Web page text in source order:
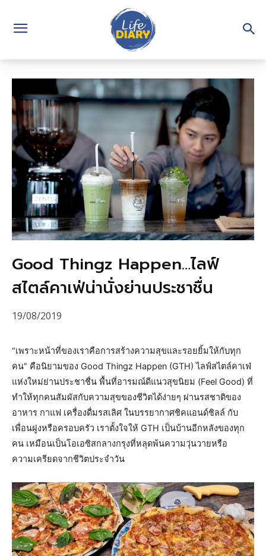
Good Thingz Happen…ไลฟ์
สไตล์คาเฟ่น่านั่งย่านประชาชื่น
19/08/2019
“เพราะหน้าที่ของเราคือการสร้างความสุขและรอยยิ้มให้กับทุก
คน” คือนิยามของ Good Thingz Happen (GTH) ไลฟ์สไตล์คาเฟ่
แห่งใหม่ย่านประชาชื่น พื้นที่อารมณ์ดีแนวสุขนิยม (Feel Good) ที่
ทำให้ทุกคนสัมผัสกับความสุขของชีวิตได้ง่ายๆ ผ่านรสชาติของ
อาหาร กาแฟ เครื่องดื่มรสเลิศ ในบรรยากาศชิคแอนด์ชิลล์ กับ
เพื่อนฝูงหรือครอบครัว เราตั้งใจให้ GTH เป็นบ้านอีกหลังของทุก
คน เหมือนเป็นโอเอซิสกลางกรุงที่หลุดพ้นความวุ่นวายหรือ
ความเครียดจากชีวิตประจำวัน